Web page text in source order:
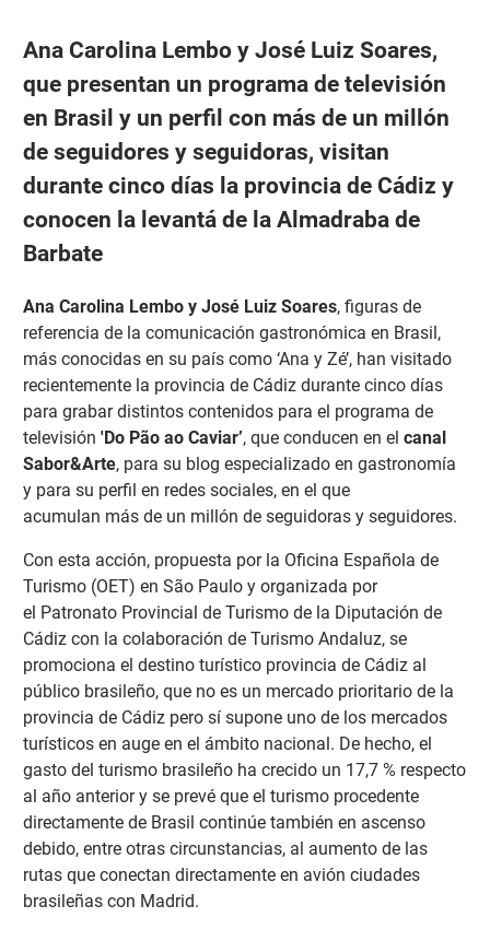
Ana Carolina Lembo y José Luiz Soares,
que presentan un programa de televisión
en Brasil y un perfil con más de un millón
de seguidores y seguidoras, visitan
durante cinco días la provincia de Cádiz y
conocen la levantá de la Almadraba de
Barbate
Ana Carolina Lembo y José Luiz Soares, figuras de
referencia de la comunicación gastronómica en Brasil,
más conocidas en su país como ‘Ana y Zé’, han visitado
recientemente la provincia de Cádiz durante cinco días
para grabar distintos contenidos para el programa de
televisión 'Do Pão ao Caviar’, que conducen en el canal
Sabor&Arte, para su blog especializado en gastronomía
y para su perfil en redes sociales, en el que
acumulan más de un millón de seguidoras y seguidores.
Con esta acción, propuesta por la Oficina Española de
Turismo (OET) en São Paulo y organizada por
el Patronato Provincial de Turismo de la Diputación de
Cádiz con la colaboración de Turismo Andaluz, se
promociona el destino turístico provincia de Cádiz al
público brasileño, que no es un mercado prioritario de la
provincia de Cádiz pero sí supone uno de los mercados
turísticos en auge en el ámbito nacional. De hecho, el
gasto del turismo brasileño ha crecido un 17,7 % respecto
al año anterior y se prevé que el turismo procedente
directamente de Brasil continúe también en ascenso
debido, entre otras circunstancias, al aumento de las
rutas que conectan directamente en avión ciudades
brasileñas con Madrid.